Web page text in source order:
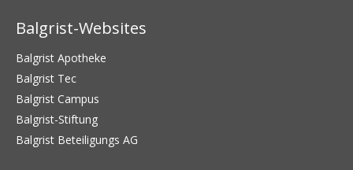
Balgrist-Websites
Balgrist Apotheke
Balgrist Tec
Balgrist Campus
Balgrist-Stiftung
Balgrist Beteiligungs AG